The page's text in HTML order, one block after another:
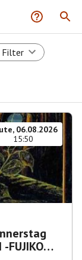
Filter
06.08.2026
15:50
-FUJIKO